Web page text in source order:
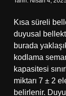
Kısa süreli
duyusal
burada
kodlama
kapasitesi
miktarı 7 ± 2
belirlenir.